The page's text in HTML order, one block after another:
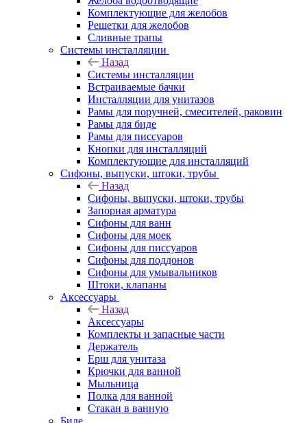
Комплектующие для желобов
Решетки для желобов
Сливные трапы
Системы инсталляции
Назад
Системы инсталляции
Встраиваемые бачки
Инсталляции для унитазов
Рамы для поручней, смесителей, раковин
Рамы для биде
Рамы для писсуаров
Кнопки для инсталляций
Комплектующие для инсталляций
Сифоны, выпуски, штоки, трубы
Назад
Сифоны, выпуски, штоки, трубы
Запорная арматура
Сифоны для ванн
Сифоны для моек
Сифоны для писсуаров
Сифоны для поддонов
Сифоны для умывальников
Штоки, клапаны
Аксессуары
Назад
Аксессуары
Комплекты и запасные части
Держатель
Ерш для унитаза
Крючки для ванной
Мыльница
Полка для ванной
Стакан в ванную
Биде